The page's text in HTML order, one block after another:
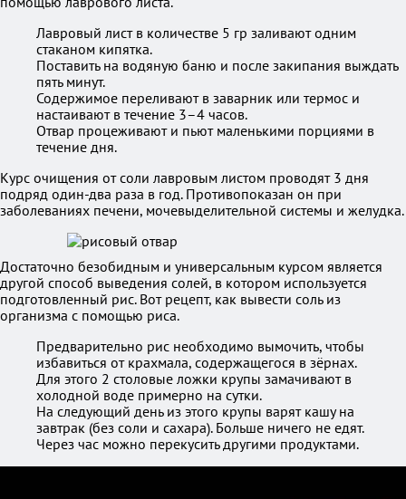
Лавровый лист в количестве 5 гр заливают одним
стаканом кипятка.
Поставить на водяную баню и после закипания выждать
пять минут.
Содержимое переливают в заварник или термос и
настаивают в течение 3–4 часов.
Отвар процеживают и пьют маленькими порциями в
течение дня.
Курс очищения от соли лавровым листом проводят 3 дня
подряд один-два раза в год. Противопоказан он при
заболеваниях печени, мочевыделительной системы и желудка.
Достаточно безобидным и универсальным курсом является
другой способ выведения солей, в котором используется
подготовленный рис. Вот рецепт, как вывести соль из
организма с помощью риса.
Предварительно рис необходимо вымочить, чтобы
избавиться от крахмала, содержащегося в зёрнах.
Для этого 2 столовые ложки крупы замачивают в
холодной воде примерно на сутки.
На следующий день из этого крупы варят кашу на
завтрак (без соли и сахара). Больше ничего не едят.
Через час можно перекусить другими продуктами.